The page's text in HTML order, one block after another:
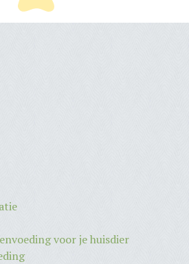
voor je huisdier